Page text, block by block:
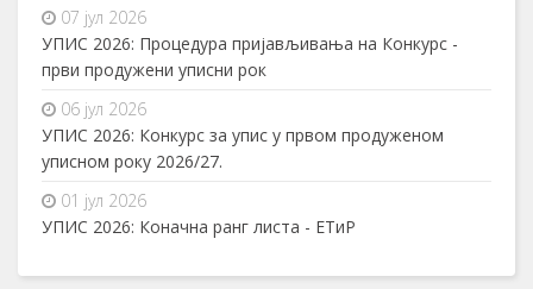
07 јул 2026
УПИС 2026: Процедура пријављивања на Конкурс -
први продужени уписни рок
06 јул 2026
УПИС 2026: Конкурс за упис у првом продуженом
уписном року 2026/27.
01 јул 2026
УПИС 2026: Коначна ранг листа - ЕТиР